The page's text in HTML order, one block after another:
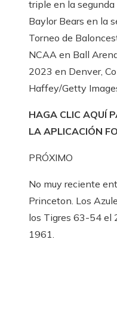
triple en la
Baylor Bears en la
Torneo de
NCAA en Ball
2023 en Denver,
Haffey/Getty
HAGA CLIC AQUÍ
LA APLICACIÓN
PRÓXIMO
No muy reciente
Princeton. Los
los Tigres 63-54 el
1961.